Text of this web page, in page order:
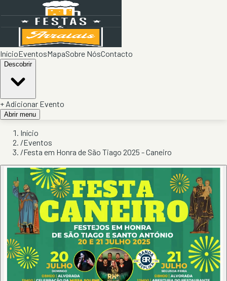
InícioEventosMapaSobre NósContacto
Descobrir
+ Adicionar Evento
Abrir menu
Início
/Eventos
/Festa em Honra de São Tiago 2025 - Caneiro